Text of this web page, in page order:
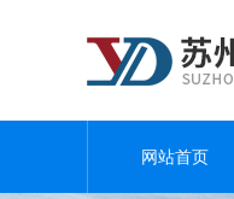
网站首页